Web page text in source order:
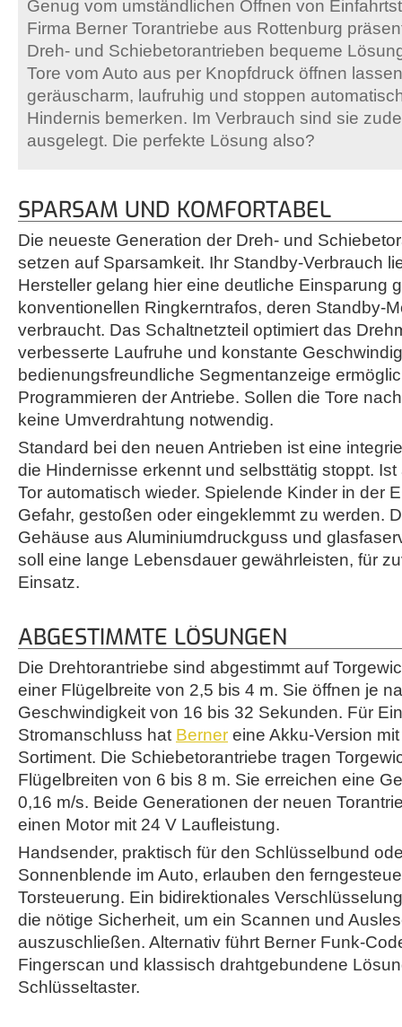
Genug vom umständlichen Öffnen von
Firma Berner Torantriebe aus Rottenburg
Dreh- und Schiebetorantrieben bequeme
Tore vom Auto aus per Knopfdruck öffnen
geräuscharm, laufruhig und stoppen
Hindernis bemerken. Im Verbrauch sind sie
ausgelegt. Die perfekte Lösung also?
SPARSAM UND KOMFORTABEL
Die neueste Generation der Dreh- und
setzen auf Sparsamkeit. Ihr Standby-Verbrauch
Hersteller gelang hier eine deutliche Einsparung
konventionellen Ringkerntrafos, deren Standby-
verbraucht. Das Schaltnetzteil optimiert das
verbesserte Laufruhe und konstante
bedienungsfreundliche Segmentanzeige
Programmieren der Antriebe. Sollen die Tore
keine Umverdrahtung notwendig.
Standard bei den neuen Antrieben ist eine
die Hindernisse erkennt und selbsttätig stoppt.
Tor automatisch wieder. Spielende Kinder in der
Gefahr, gestoßen oder eingeklemmt zu werden.
Gehäuse aus Aluminiumdruckguss und
soll eine lange Lebensdauer gewährleisten, für
Einsatz.
ABGESTIMMTE LÖSUNGEN
Die Drehtorantriebe sind abgestimmt auf
einer Flügelbreite von 2,5 bis 4 m. Sie öffnen je
Geschwindigkeit von 16 bis 32 Sekunden. Für
Stromanschluss hat Berner eine Akku-Version
Sortiment. Die Schiebetorantriebe tragen
Flügelbreiten von 6 bis 8 m. Sie erreichen eine
0,16 m/s. Beide Generationen der neuen
einen Motor mit 24 V Laufleistung.
Handsender, praktisch für den Schlüsselbund
Sonnenblende im Auto, erlauben den
Torsteuerung. Ein bidirektionales
die nötige Sicherheit, um ein Scannen und
auszuschließen. Alternativ führt Berner Funk-
Fingerscan und klassisch drahtgebundene
Schlüsseltaster.